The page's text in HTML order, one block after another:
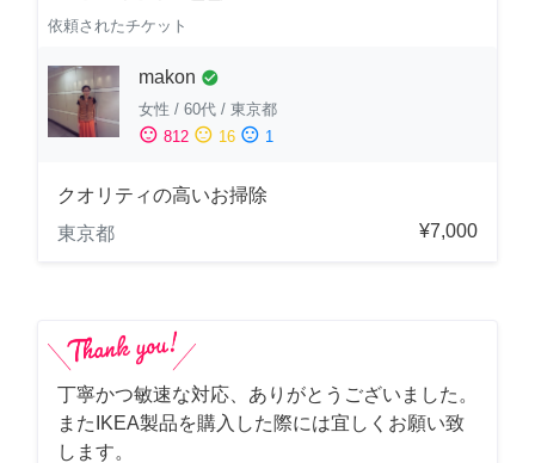
依頼されたチケット
makon check_circle
女性 / 60代 / 東京都
sentiment_satisfied 812 sentiment_neutral 16 sentiment_dissatisfied 1
クオリティの高いお掃除
東京都
¥7,000
丁寧かつ敏速な対応、ありがとうございました。
またIKEA製品を購入した際には宜しくお願い致
します。